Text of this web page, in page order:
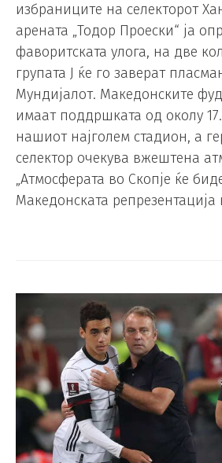
избраниците на селекторот
арената „Тодор Проески“ ја
фаворитската улога, на две
групата Ј ќе го заверат
Мундијалот. Македонските
имаат поддршката од околу
нашиот најголем стадион, а
селектор очекува вжештена
„Атмосферата во Скопје ќе
Македонската репрезентација